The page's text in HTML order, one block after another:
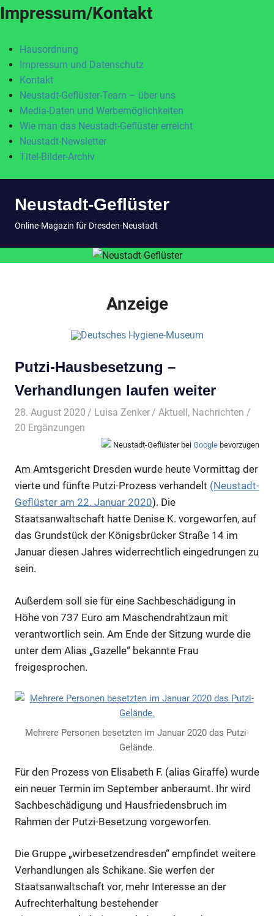
Impressum/Kontakt
Hausordnung
Impressum und Datenschutz
Kontakt
Neustadt-Geflüster-Team – über uns
Media-Daten und Werbemöglichkeiten
Wie man das Neustadt-Geflüster erreicht
Neustadt-Newsletter
Titel-Bilder-Archiv
InhaltNeustadt-Geflüster
Online-Magazin für Dresden-Neustadt
Anzeige
Putzi-Hausbesetzung –
Verhandlungen laufen weiter
28. August 2020 Luisa Zenker Aktuell, Nachrichten /
20 Ergänzungen
Neustadt-Geflüster bei Google bevorzugen
Am Amtsgericht Dresden wurde heute Vormittag der
vierte und fünfte Putzi-Prozess verhandelt (Neustadt-
Geflüster am 22. Januar 2020). Die
Staatsanwaltschaft hatte Denise K. vorgeworfen, auf
das Grundstück der Königsbrücker Straße 14 im
Januar diesen Jahres widerrechtlich eingedrungen zu
sein.
Außerdem soll sie für eine Sachbeschädigung in
Höhe von 737 Euro am Maschendrahtzaun mit
verantwortlich sein. Am Ende der Sitzung wurde die
unter dem Alias „Gazelle“ bekannte Frau
freigesprochen.
Mehrere Personen besetzten im Januar 2020 das Putzi-
Gelände.
Für den Prozess von Elisabeth F. (alias Giraffe) wurde
ein neuer Termin im September anberaumt. Ihr wird
Sachbeschädigung und Hausfriedensbruch im
Rahmen der Putzi-Besetzung vorgeworfen.
Die Gruppe „wirbesetzendresden“ empfindet weitere
Verhandlungen als Schikane. Sie werfen der
Staatsanwaltschaft vor, mehr Interesse an der
Aufrechterhaltung bestehender